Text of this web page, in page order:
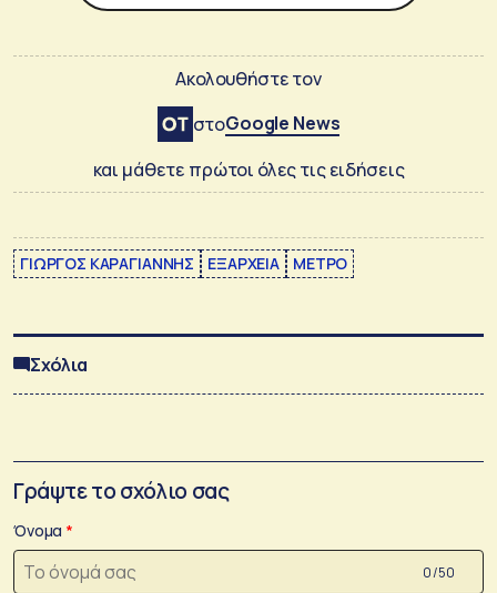
Ακολουθήστε τον
στοGoogle News
και μάθετε πρώτοι όλες τις ειδήσεις
ΓΙΩΡΓΟΣ ΚΑΡΑΓΙΑΝΝΗΣ ΕΞΑΡΧΕΙΑ ΜΕΤΡΟ
Σχόλια
Γράψτε το σχόλιο σας
Όνομα
0 /50